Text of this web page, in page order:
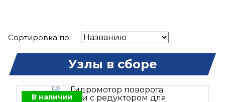
Сортировка по:
Узлы в сборе
В наличии